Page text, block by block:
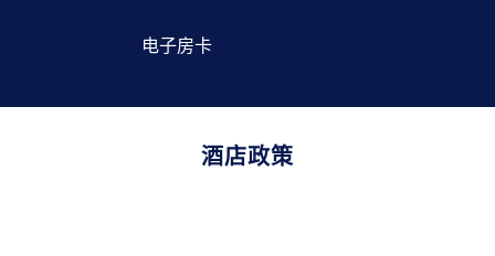
电子房卡
酒店政策